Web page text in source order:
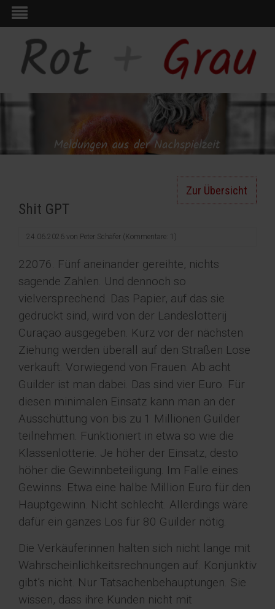
Zur Übersicht
Shit GPT
24.06.2026 von Peter Schäfer (Kommentare: 1)
22076. Fünf aneinander gereihte, nichts
sagende Zahlen. Und dennoch so
vielversprechend. Das Papier, auf das sie
gedruckt sind, wird von der Landeslotterij
Curaçao ausgegeben. Kurz vor der nächsten
Ziehung werden überall auf den Straßen Lose
verkauft. Vorwiegend von Frauen. Ab acht
Guilder ist man dabei. Das sind vier Euro. Für
diesen minimalen Einsatz kann man an der
Ausschüttung von bis zu 1 Millionen Guilder
teilnehmen. Funktioniert in etwa so wie die
Klassenlotterie. Je höher der Einsatz, desto
höher die Gewinnbeteiligung. Im Falle eines
Gewinns. Etwa eine halbe Million Euro für den
Hauptgewinn. Nicht schlecht. Allerdings wäre
dafür ein ganzes Los für 80 Guilder nötig.
Die Verkäuferinnen halten sich nicht lange mit
Wahrscheinlichkeitsrechnungen auf. Konjunktiv
gibt’s nicht. Nur Tatsachenbehauptungen. Sie
wissen, dass ihre Kunden nicht mit